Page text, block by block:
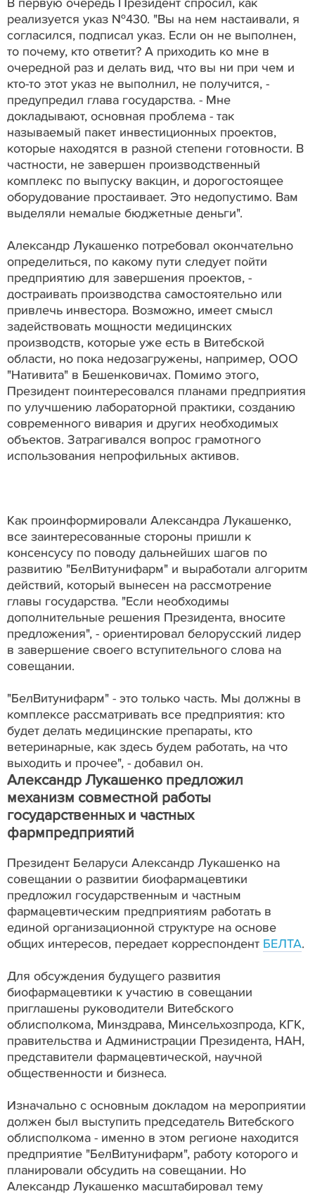
реализуется указ №430. "Вы на нем настаивали, я
согласился, подписал указ. Если он не выполнен,
то почему, кто ответит? А приходить ко мне в
очередной раз и делать вид, что вы ни при чем и
кто-то этот указ не выполнил, не получится, -
предупредил глава государства. - Мне
докладывают, основная проблема - так
называемый пакет инвестиционных проектов,
которые находятся в разной степени готовности. В
частности, не завершен производственный
комплекс по выпуску вакцин, и дорогостоящее
оборудование простаивает. Это недопустимо. Вам
выделяли немалые бюджетные деньги".
Александр Лукашенко потребовал окончательно
определиться, по какому пути следует пойти
предприятию для завершения проектов, -
достраивать производства самостоятельно или
привлечь инвестора. Возможно, имеет смысл
задействовать мощности медицинских
производств, которые уже есть в Витебской
области, но пока недозагружены, например, ООО
"Нативита" в Бешенковичах. Помимо этого,
Президент поинтересовался планами предприятия
по улучшению лабораторной практики, созданию
современного вивария и других необходимых
объектов. Затрагивался вопрос грамотного
использования непрофильных активов.
Как проинформировали Александра Лукашенко,
все заинтересованные стороны пришли к
консенсусу по поводу дальнейших шагов по
развитию "БелВитунифарм" и выработали алгоритм
действий, который вынесен на рассмотрение
главы государства. "Если необходимы
дополнительные решения Президента, вносите
предложения", - ориентировал белорусский лидер
в завершение своего вступительного слова на
совещании.
"БелВитунифарм" - это только часть. Мы должны в
комплексе рассматривать все предприятия: кто
будет делать медицинские препараты, кто
ветеринарные, как здесь будем работать, на что
выходить и прочее", - добавил он.
Александр Лукашенко предложил
механизм совместной работы
государственных и частных
фармпредприятий
Президент Беларуси Александр Лукашенко на
совещании о развитии биофармацевтики
предложил государственным и частным
фармацевтическим предприятиям работать в
единой организационной структуре на основе
общих интересов, передает корреспондент БЕЛТА.
Для обсуждения будущего развития
биофармацевтики к участию в совещании
приглашены руководители Витебского
облисполкома, Минздрава, Минсельхозпрода, КГК,
правительства и Администрации Президента, НАН,
представители фармацевтической, научной
общественности и бизнеса.
Изначально с основным докладом на мероприятии
должен был выступить председатель Витебского
облисполкома - именно в этом регионе находится
предприятие "БелВитунифарм", работу которого и
планировали обсудить на совещании. Но
Александр Лукашенко масштабировал тему